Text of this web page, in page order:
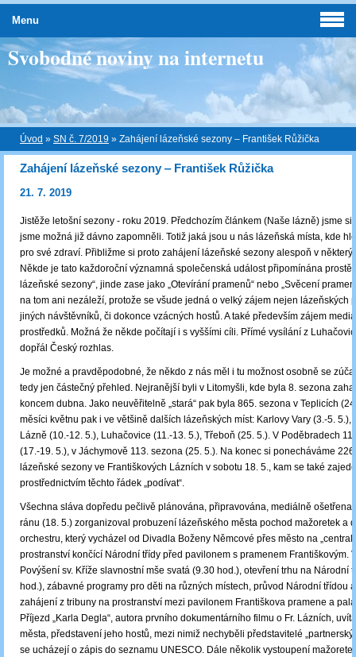
Svobodné noviny na internetu
Úvod » SN č. 7/2019 » Zahájení lázeňské sezony ‒ František Růžička
Zahájení lázeňské sezony ‒ František Růžička
21. 7. 2019
Jistěže letošní sezony - roku 2019. Předchozím článkem (Naše lázně) jsme si
jsme možná již dávno zapomněli. Totiž jaká jsou u nás lázeňská místa, kde
pro své zdraví. Přibližme si proto zahájení lázeňské sezony alespoň v
Někde je tato každoroční významná společenská událost připomínána prostě
lázeňské sezony“, jinde zase jako „Otevírání pramenů“ nebo „Svěcení
na tom ani nezáleží, protože se všude jedná o velký zájem nejen lázeňských
jiných návštěvníků, či dokonce vzácných hostů. A také především zájem
prostředků. Možná že někde počítají i s vyššími cíli. Přímé vysílání z
dopřál Český rozhlas.
Je možné a pravděpodobné, že někdo z nás měl i tu možnost osobně se
tedy jen částečný přehled. Nejranější byli v Litomyšli, kde byla 8. sezona
koncem dubna. Jako neuvěřitelně „stará“ pak byla 865. sezona v Teplicích
měsíci květnu pak i ve většině dalších lázeňských míst: Karlovy Vary (3.-5. 5.),
Lázně (10.-12. 5.), Luhačovice (11.-13. 5.), Třeboň (25. 5.). V Poděbradech
(17.-19. 5.), v Jáchymově 113. sezona (25. 5.). Na konec si ponecháváme
lázeňské sezony ve Františkových Lázních v sobotu 18. 5., kam se také
prostřednictvím těchto řádek „podívat“.
Všechna sláva dopředu pečlivě plánována, připravována, mediálně
ránu (18. 5.) zorganizoval probuzení lázeňského města pochod mažoretek a
orchestru, který vycházel od Divadla Boženy Němcové přes město na
prostranství končící Národní třídy před pavilonem s pramenem Františkovým.
Povýšení sv. Kříže slavnostní mše svatá (9.30 hod.), otevření trhu na Národní
hod.), zábavné programy pro děti na různých místech, průvod Národní třídou
zahájení z tribuny na prostranství mezi pavilonem Františkova pramene a
Příjezd „Karla Degla“, autora prvního dokumentárního filmu o Fr. Lázních,
města, představení jeho hostů, mezi nimiž nechyběli představitelé
se ucházejí o zápis do seznamu UNESCO. Dále několik vystoupení
Menu